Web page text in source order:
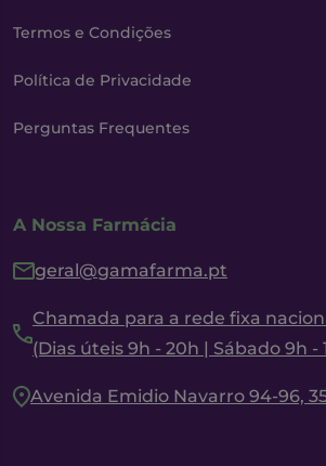
Termos e Condições
Política de Privacidade
Perguntas Frequentes
A Nossa Farmácia
geral@gamafarma.pt
Chamada para a rede fixa
(Dias úteis 9h - 20h | Sábado 9h -
Avenida Emidio Navarro 94-96,